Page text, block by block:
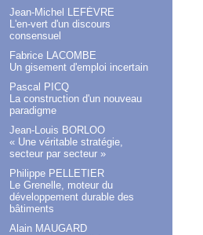
Jean-Michel LEFÈVRE
L'en-vert d'un discours
consensuel
Fabrice LACOMBE
Un gisement d'emploi incertain
Pascal PICQ
La construction d'un nouveau
paradigme
Jean-Louis BORLOO
« Une véritable stratégie,
secteur par secteur »
Philippe PELLETIER
Le Grenelle, moteur du
développement durable des
bâtiments
Alain MAUGARD